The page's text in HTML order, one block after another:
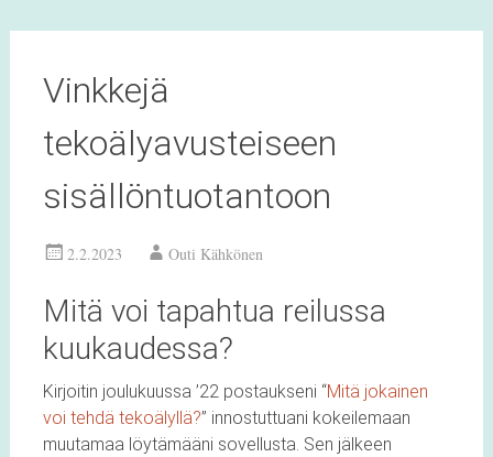
Vinkkejä
tekoälyavusteiseen
sisällöntuotantoon
2.2.2023 Outi Kähkönen
Mitä voi tapahtua reilussa
kuukaudessa?
Kirjoitin joulukuussa ’22 postaukseni “Mitä jokainen
voi tehdä tekoälyllä?” innostuttuani kokeilemaan
muutamaa löytämääni sovellusta. Sen jälkeen